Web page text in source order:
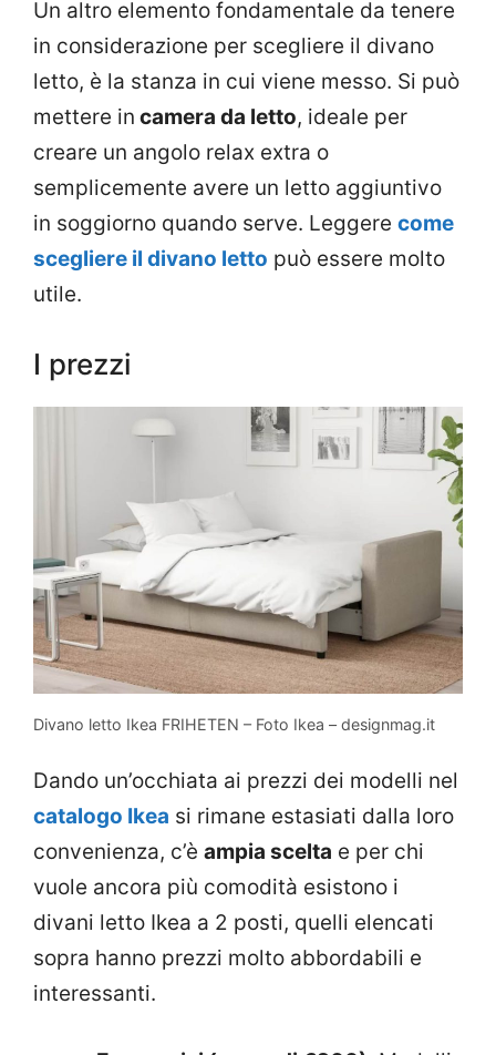
Un altro elemento fondamentale da tenere
in considerazione per scegliere il divano
letto, è la stanza in cui viene messo. Si può
mettere in camera da letto, ideale per
creare un angolo relax extra o
semplicemente avere un letto aggiuntivo
in soggiorno quando serve. Leggere come
scegliere il divano letto può essere molto
utile.
I prezzi
Divano letto Ikea FRIHETEN – Foto Ikea – designmag.it
Dando un’occhiata ai prezzi dei modelli nel
catalogo Ikea si rimane estasiati dalla loro
convenienza, c’è ampia scelta e per chi
vuole ancora più comodità esistono i
divani letto Ikea a 2 posti, quelli elencati
sopra hanno prezzi molto abbordabili e
interessanti.